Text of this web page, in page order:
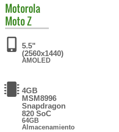
Motorola
Moto Z
5.5"
(2560x1440)
AMOLED
4GB
MSM8996
Snapdragon
820 SoC
64GB
Almacenamiento